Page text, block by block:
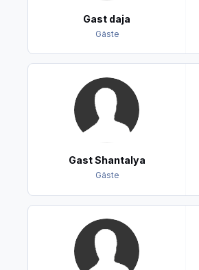
Gast daja
Gäste
Gast Shantalya
Gäste